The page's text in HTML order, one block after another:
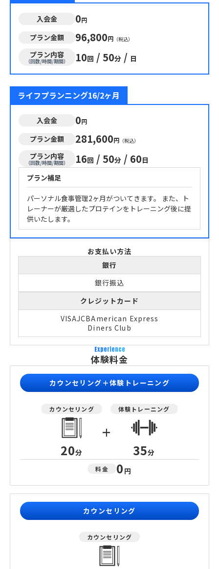
入会金 0円
プラン金額 96,800円 （税込）
プラン内容
（回数/時間/期間） 10回 / 50分 / 日
ライフプランニング16/2ヶ月
入会金 0円
プラン金額 281,600円 （税込）
プラン内容
（回数/時間/期間） 16回 / 50分 / 60日
プラン補足
パーソナル食事管理2ヶ月がついてきます。 また、ト
レーナーが厳選したプロテインをトレーニング後に提
供いたします。
お支払い方法
銀行
銀行振込
クレジットカード
VISAJCBAmerican Express
Diners Club
Experience
体験料金
カウンセリング＋体験トレーニング
カウンセリング
20分
+
体験トレーニング
35分
料金 0 円
カウンセリング
カウンセリング